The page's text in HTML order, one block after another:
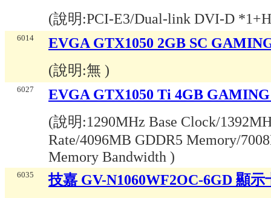
(說明:PCI-E3/Dual-link DVI-D
6014
EVGA GTX1050 2GB SC
(說明:無 )
6027
EVGA GTX1050 Ti 4GB
(說明:1290MHz Base Clock/
Rate/4096MB GDDR5 Memory/
Memory Bandwidth )
6035
技嘉 GV-N1060WF2OC-6GD 顯示